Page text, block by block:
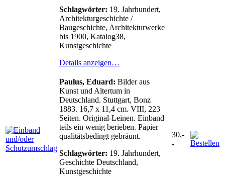
Schlagwörter: 19. Jahrhundert,
Architekturgeschichte /
Baugeschichte, Architekturwerke
bis 1900, Katalog38,
Kunstgeschichte
Details anzeigen…
Paulus, Eduard: Bilder aus
Kunst und Altertum in
Deutschland. Stuttgart, Bonz
1883. 16,7 x 11,4 cm. VIII, 223
Seiten. Original-Leinen. Einband
teils ein wenig berieben. Papier
qualitätsbedingt gebräunt.
Schlagwörter: 19. Jahrhundert,
Geschichte Deutschland,
Kunstgeschichte
30,-
-